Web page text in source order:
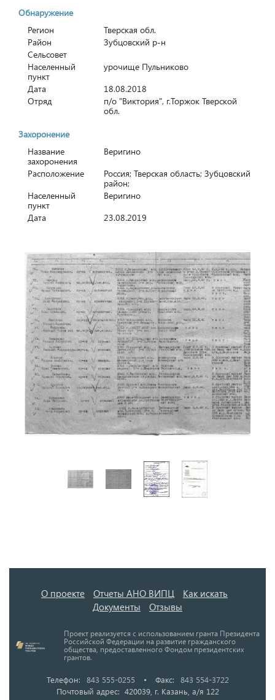
Обнаружение
Регион
Тверская обл.
Район
Зубцовский р-н
Сельсовет
Населенный
пункт
урочище Пульниково
Дата
18.08.2018
Отряд
п/о "Виктория", г.Торжок Тверской
обл.
Захоронение
Название
захоронения
Веригино
Расположение
Россия; Тверская область; Зубцовский
район;
Населенный
пункт
Веригино
Дата
23.08.2019
О проекте Отчеты АНО ВИПЦ
Как искать
Документы
Отзывы
Проект реализуется с использованием гранта Президента
Российской Федерации на развитие гражданского
общества, предоставленного Фондом президентских
грантов.
Телефон: 843 555-0255 • Факс:
843 554-3722
Почтовый адрес: 420039, г. Казань, а/я 122